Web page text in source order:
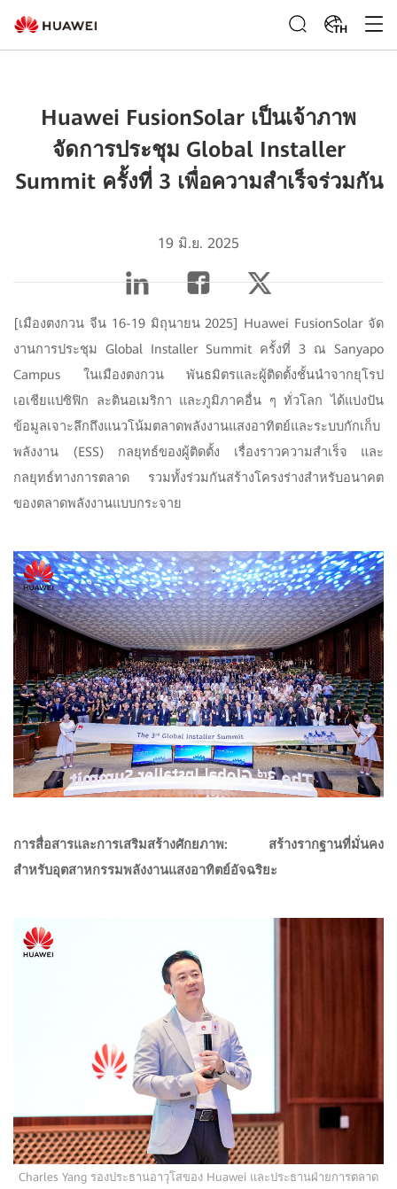
TH
Huawei FusionSolar เป็นเจ้าภาพ
จัดการประชุม Global Installer
Summit ครั้งที่ 3 เพื่อความสำเร็จร่วมกัน
19 มิ.ย. 2025
[เมืองตงกวน จีน 16-19 มิถุนายน 2025] Huawei FusionSolar จัด
งานการประชุม Global Installer Summit ครั้งที่ 3 ณ Sanyapo
Campus ในเมืองตงกวน พันธมิตรและผู้ติดตั้งชั้นนำจากยุโรป
เอเชียแปซิฟิก ละตินอเมริกา และภูมิภาคอื่น ๆ ทั่วโลก ได้แบ่งปัน
ข้อมูลเจาะลึกถึงแนวโน้มตลาดพลังงานแสงอาทิตย์และระบบกักเก็บ
พลังงาน (ESS) กลยุทธ์ของผู้ติดตั้ง เรื่องราวความสำเร็จ และ
กลยุทธ์ทางการตลาด รวมทั้งร่วมกันสร้างโครงร่างสำหรับอนาคต
ของตลาดพลังงานแบบกระจาย
การสื่อสารและการเสริมสร้างศักยภาพ: สร้างรากฐานที่มั่นคง
สำหรับอุตสาหกรรมพลังงานแสงอาทิตย์อัจฉริยะ
Charles Yang รองประธานอาวุโสของ Huawei และประธานฝ่ายการตลาด